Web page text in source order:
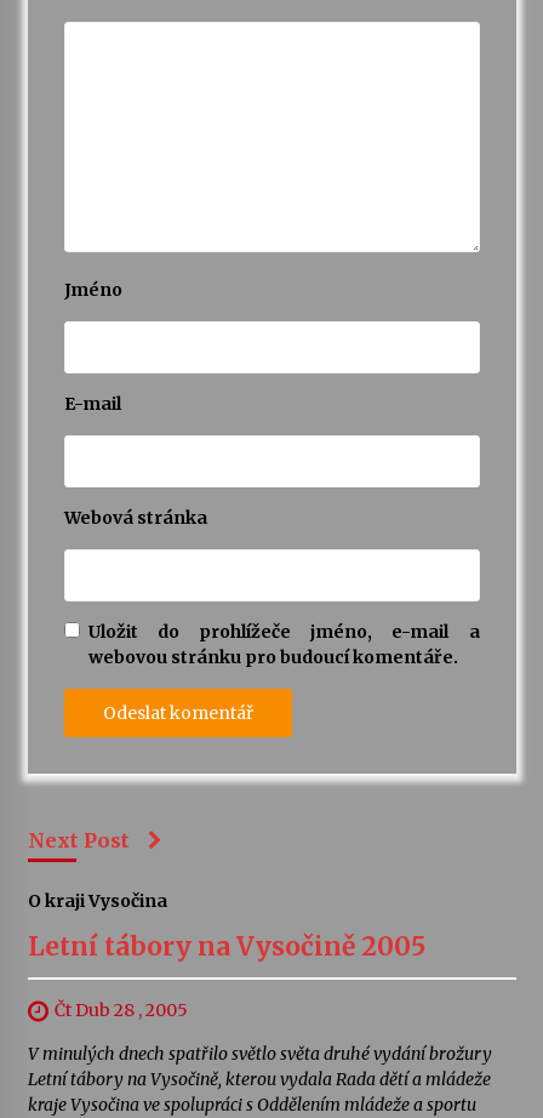
Jméno
E-mail
Webová stránka
Uložit do prohlížeče jméno, e-mail a
webovou stránku pro budoucí komentáře.
Next Post
O kraji Vysočina
Letní tábory na Vysočině 2005
Čt Dub 28 , 2005
V minulých dnech spatřilo světlo světa druhé vydání brožury
Letní tábory na Vysočině, kterou vydala Rada dětí a mládeže
kraje Vysočina ve spolupráci s Oddělením mládeže a sportu